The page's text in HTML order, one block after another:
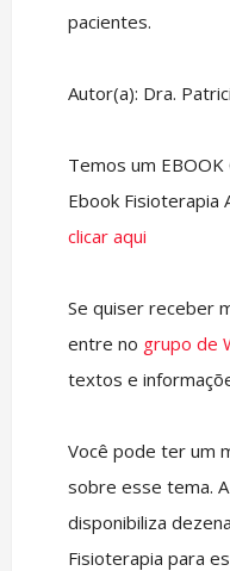
pacientes.
Autor(a): Dra.
Temos um
Ebook Fisioterapia
clicar aqui
Se quiser receber
entre no grupo de
textos e
Você pode ter um
sobre esse tema.
disponibiliza
Fisioterapia para